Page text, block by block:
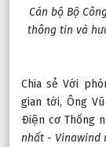
Cán bộ Bộ
thông tin và
Chia sẻ Với
gian tới, Ông
Điện cơ Thống
nhất - Vinawind